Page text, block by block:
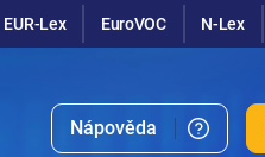
EUR-Lex EuroVOC N-Lex
Nápověda